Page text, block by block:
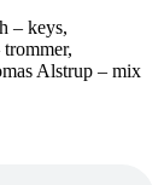
– keys,
Alstrup – mix